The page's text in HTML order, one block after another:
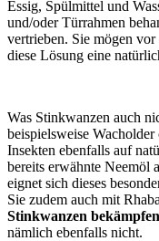
Essig, Spülmittel und
und/oder Türrahmen
vertrieben. Sie mögen
diese Lösung eine
Was Stinkwanzen auch
beispielsweise
Insekten ebenfalls auf
bereits erwähnte Neemöl
eignet sich dieses
Sie zudem auch mit
Stinkwanzen bekämpfen
nämlich ebenfalls nicht.